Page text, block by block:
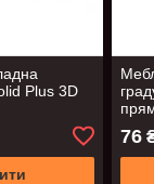
Plus 3D
76